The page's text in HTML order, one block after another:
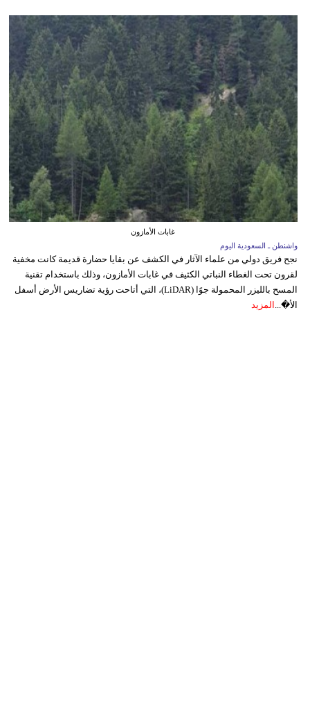
غابات الأمازون
واشنطن ـ السعودية اليوم
نجح فريق دولي من علماء الآثار في الكشف عن بقايا حضارة قديمة كانت مخفية
لقرون تحت الغطاء النباتي الكثيف في غابات الأمازون، وذلك باستخدام تقنية
المسح بالليزر المحمولة جوًا (LiDAR)، التي أتاحت رؤية تضاريس الأرض أسفل
الأ�... المزيد